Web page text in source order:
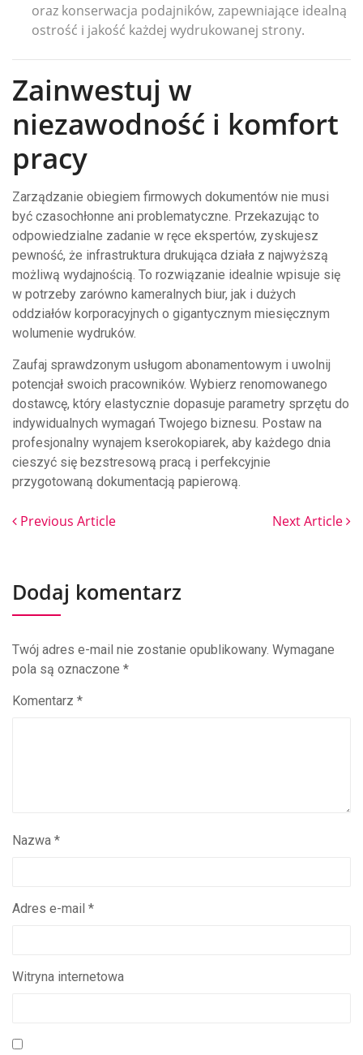
oraz konserwacja podajników, zapewniające idealną
ostrość i jakość każdej wydrukowanej strony.
Zainwestuj w
niezawodność i komfort
pracy
Zarządzanie obiegiem firmowych dokumentów nie musi
być czasochłonne ani problematyczne. Przekazując to
odpowiedzialne zadanie w ręce ekspertów, zyskujesz
pewność, że infrastruktura drukująca działa z najwyższą
możliwą wydajnością. To rozwiązanie idealnie wpisuje się
w potrzeby zarówno kameralnych biur, jak i dużych
oddziałów korporacyjnych o gigantycznym miesięcznym
wolumenie wydruków.
Zaufaj sprawdzonym usługom abonamentowym i uwolnij
potencjał swoich pracowników. Wybierz renomowanego
dostawcę, który elastycznie dopasuje parametry sprzętu do
indywidualnych wymagań Twojego biznesu. Postaw na
profesjonalny wynajem kserokopiarek, aby każdego dnia
cieszyć się bezstresową pracą i perfekcyjnie
przygotowaną dokumentacją papierową.
Previous Article Next Article
Dodaj komentarz
Twój adres e-mail nie zostanie opublikowany. Wymagane
pola są oznaczone *
Komentarz *
Nazwa *
Adres e-mail *
Witryna internetowa